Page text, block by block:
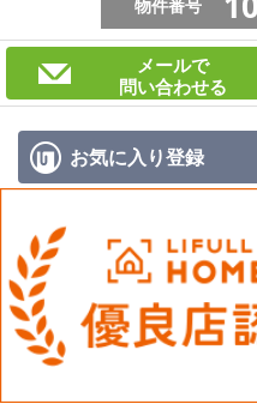
物件番号
メールで
問い合わせる
お気に入り登録